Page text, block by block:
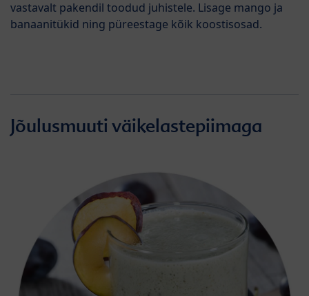
vastavalt pakendil toodud juhistele. Lisage mango ja
banaanitükid ning püreestage kõik koostisosad.
Jõulusmuuti väikelastepiimaga